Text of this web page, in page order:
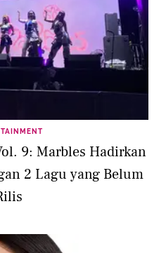
9: Marbles Hadirkan
2 Lagu yang Belum